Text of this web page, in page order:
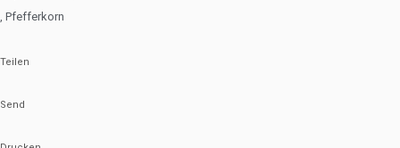
Pfefferkorn
Teilen
Send